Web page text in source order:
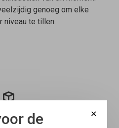
genoeg om elke
niveau te tillen.
vanaf €100,-
✕
de